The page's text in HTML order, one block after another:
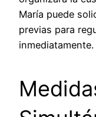
María puede
previas para
inmediatamente.